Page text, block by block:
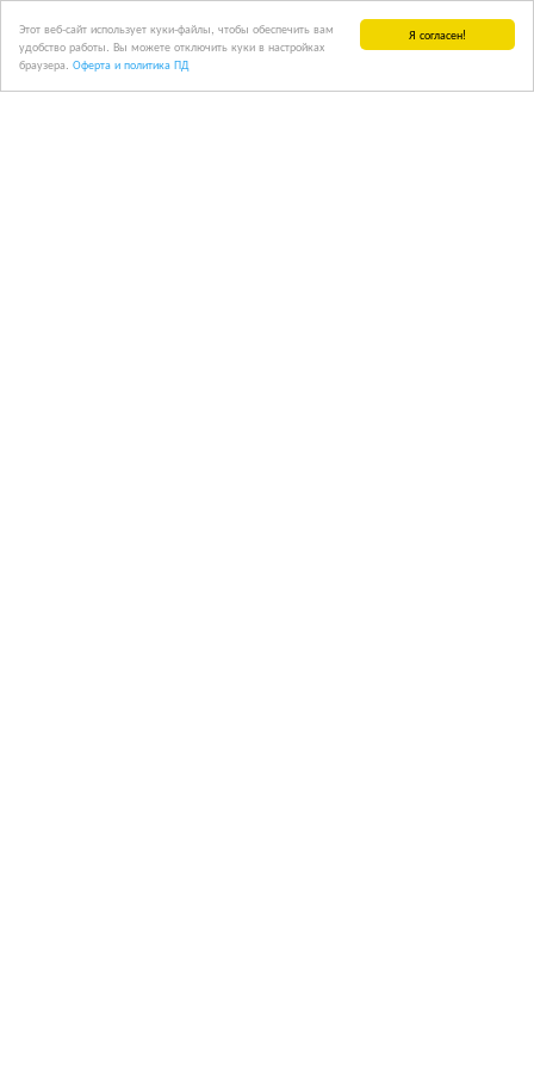
Я согласен!
Этот веб-сайт использует куки-файлы, чтобы обеспечить вам
удобство работы. Вы можете отключить куки в настройках
браузера. Оферта и политика ПД